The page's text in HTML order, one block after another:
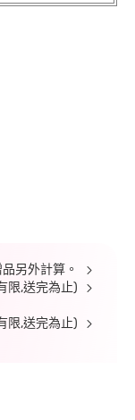
另外計算。
限,送完為止)
限,送完為止)